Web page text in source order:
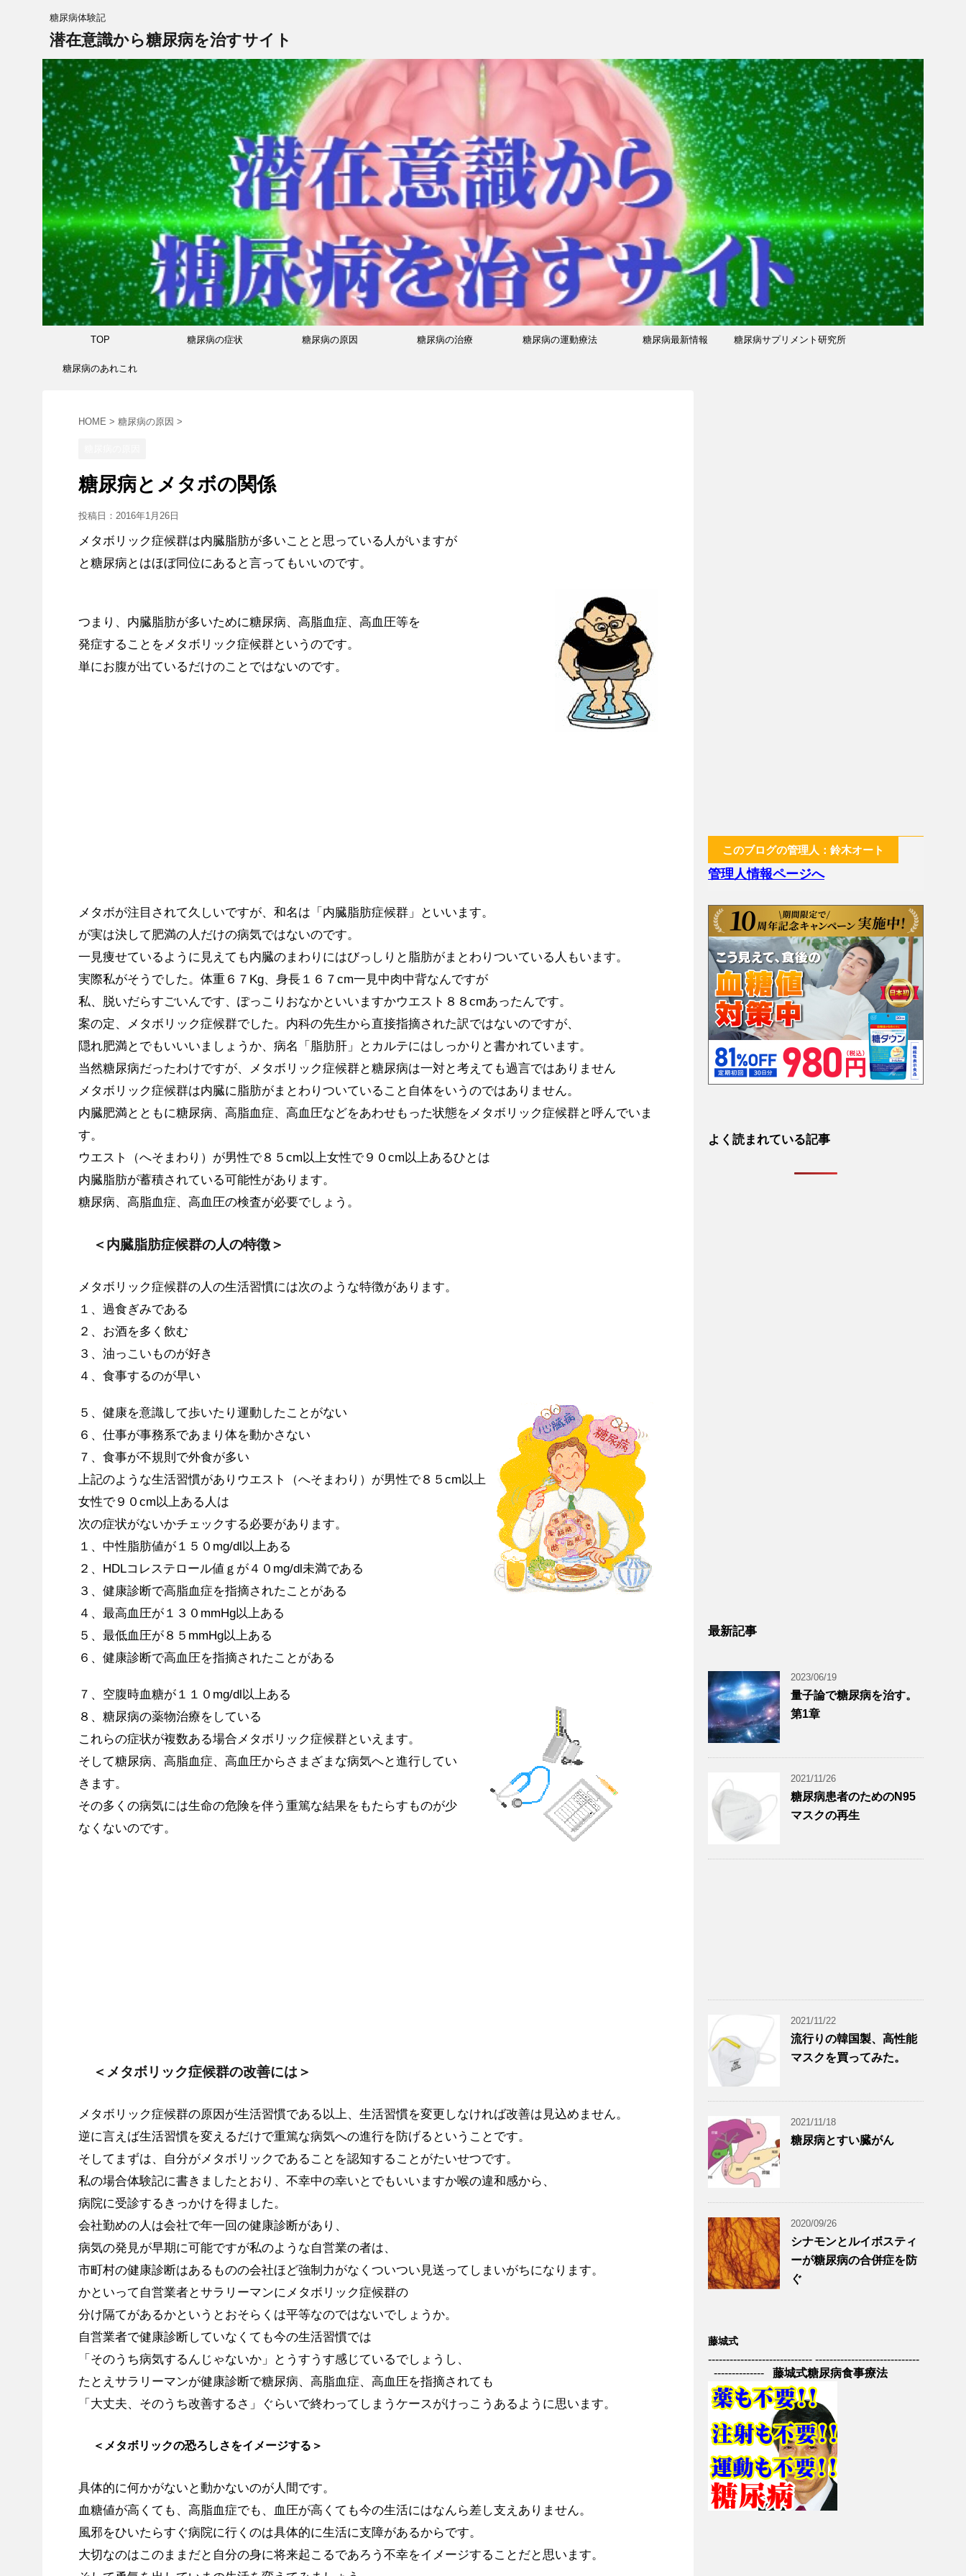
糖尿病体験記
潜在意識から糖尿病を治すサイト
TOP 糖尿病の症状 糖尿病の原因 糖尿病の治療 糖尿病の運動療法 糖尿病最新情報 糖尿病サプリメント研究所
糖尿病のあれこれ
HOME > 糖尿病の原因 >
糖尿病とメタボの関係
投稿日： 2016年1月26日
メタボリック症候群は内臓脂肪が多いことと思っている人がいますが
と糖尿病とはほぼ同位にあると言ってもいいのです。
つまり、内臓脂肪が多いために糖尿病、高脂血症、高血圧等を
発症することをメタボリック症候群というのです。
単にお腹が出ているだけのことではないのです。
メタボが注目されて久しいですが、和名は「内臓脂肪症候群」といいます。
が実は決して肥満の人だけの病気ではないのです。
一見痩せているように見えても内臓のまわりにはびっしりと脂肪がまとわりついている人もいます。
実際私がそうでした。体重６７Kg、身長１６７cm一見中肉中背なんですが
私、脱いだらすごいんです、ぽっこりおなかといいますかウエスト８８cmあったんです。
案の定、メタボリック症候群でした。内科の先生から直接指摘された訳ではないのですが、
隠れ肥満とでもいいいましょうか、病名「脂肪肝」とカルテにはしっかりと書かれています。
当然糖尿病だったわけですが、メタボリック症候群と糖尿病は一対と考えても過言ではありません
メタボリック症候群は内臓に脂肪がまとわりついていること自体をいうのではありません。
内臓肥満とともに糖尿病、高脂血症、高血圧などをあわせもった状態をメタボリック症候群と呼んでいま
す。
ウエスト（へそまわり）が男性で８５cm以上女性で９０cm以上あるひとは
内臓脂肪が蓄積されている可能性があります。
糖尿病、高脂血症、高血圧の検査が必要でしょう。
＜内臓脂肪症候群の人の特徴＞
メタボリック症候群の人の生活習慣には次のような特徴があります。
１、過食ぎみである
２、お酒を多く飲む
３、油っこいものが好き
４、食事するのが早い
５、健康を意識して歩いたり運動したことがない
６、仕事が事務系であまり体を動かさない
７、食事が不規則で外食が多い
上記のような生活習慣がありウエスト（へそまわり）が男性で８５cm以上
女性で９０cm以上ある人は
次の症状がないかチェックする必要があります。
１、中性脂肪値が１５０mg/dl以上ある
２、HDLコレステロール値ｇが４０mg/dl未満である
３、健康診断で高脂血症を指摘されたことがある
４、最高血圧が１３０mmHg以上ある
５、最低血圧が８５mmHg以上ある
６、健康診断で高血圧を指摘されたことがある
７、空腹時血糖が１１０mg/dl以上ある
８、糖尿病の薬物治療をしている
これらの症状が複数ある場合メタボリック症候群といえます。
そして糖尿病、高脂血症、高血圧からさまざまな病気へと進行してい
きます。
その多くの病気には生命の危険を伴う重篤な結果をもたらすものが少
なくないのです。
＜メタボリック症候群の改善には＞
メタボリック症候群の原因が生活習慣である以上、生活習慣を変更しなければ改善は見込めません。
逆に言えば生活習慣を変えるだけで重篤な病気への進行を防げるということです。
そしてまずは、自分がメタボリックであることを認知することがたいせつです。
私の場合体験記に書きましたとおり、不幸中の幸いとでもいいますか喉の違和感から、
病院に受診するきっかけを得ました。
会社勤めの人は会社で年一回の健康診断があり、
病気の発見が早期に可能ですが私のような自営業の者は、
市町村の健康診断はあるものの会社ほど強制力がなくついつい見送ってしまいがちになります。
かといって自営業者とサラリーマンにメタボリック症候群の
分け隔てがあるかというとおそらくは平等なのではないでしょうか。
自営業者で健康診断していなくても今の生活習慣では
「そのうち病気するんじゃないか」とうすうす感じているでしょうし、
たとえサラリーマンが健康診断で糖尿病、高脂血症、高血圧を指摘されても
「大丈夫、そのうち改善するさ」ぐらいで終わってしまうケースがけっこうあるように思います。
＜メタボリックの恐ろしさをイメージする＞
具体的に何かがないと動かないのが人間です。
血糖値が高くても、高脂血症でも、血圧が高くても今の生活にはなんら差し支えありません。
風邪をひいたらすぐ病院に行くのは具体的に生活に支障があるからです。
大切なのはこのままだと自分の身に将来起こるであろう不幸をイメージすることだと思います。
このブログの管理人：鈴木オート
管理人情報ページへ
よく読まれている記事
最新記事
2023/06/19
量子論で糖尿病を治す。
第1章
2021/11/26
糖尿病患者のためのN95
マスクの再生
2021/11/22
流行りの韓国製、高性能
マスクを買ってみた。
2021/11/18
糖尿病とすい臓がん
2020/09/26
シナモンとルイボスティ
ーが糖尿病の合併症を防
ぐ
藤城式
----------------------------- -----------------------------
-------------- 藤城式糖尿病食事療法